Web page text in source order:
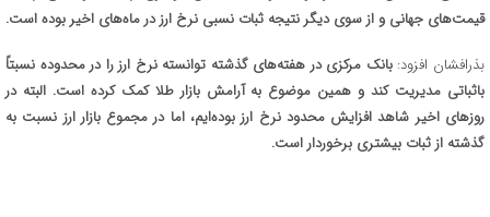
قیمت‌های جهانی و از سوی دیگر نتیجه ثبات نسبی نرخ ارز در ماه‌های اخیر بوده است.
بذرافشان افزود:بانک مرکزی در هفته‌های گذشته توانسته نرخ ارز را در محدوده نسبتاً
باثباتی مدیریت کند و همین موضوع به آرامش بازار طلا کمک کرده است. البته در
روزهای اخیر شاهد افزایش محدود نرخ ارز بوده‌ایم، اما در مجموع بازار ارز نسبت به
گذشته از ثبات بیشتری برخوردار است.